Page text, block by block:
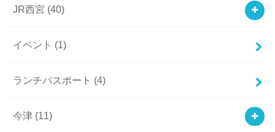
JR西宮 (40)
イベント (1)
ランチパスポート (4)
今津 (11)